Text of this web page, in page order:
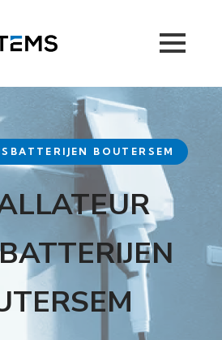
BOUTERSEM